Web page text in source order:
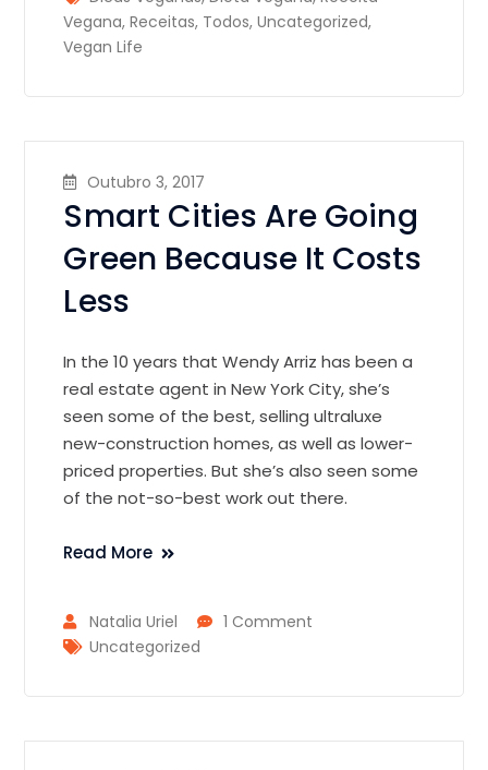
Vegana,Receitas, Todos,Uncategorized,
Vegan Life
Outubro 3, 2017
Smart Cities Are Going
Green Because It Costs
Less
In the 10 years that Wendy Arriz has been a
real estate agent in New York City, she’s
seen some of the best, selling ultraluxe
new-construction homes, as well as lower-
priced properties. But she’s also seen some
of the not-so-best work out there.
Read More
Natalia Uriel
1 Comment
Uncategorized